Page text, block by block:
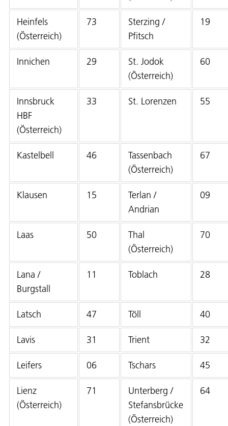
Heinfels
(Österreich)
73
Sterzing /
Pfitsch
19
Innichen 29
St. Jodok
(Österreich)
60
Innsbruck
HBF
(Österreich)
33 St. Lorenzen 55
Kastelbell 46
Tassenbach
(Österreich)
67
Klausen 15
Terlan /
Andrian
09
Laas 50
Thal
(Österreich)
70
Lana /
Burgstall
11 Toblach 28
Latsch 47 Töll 40
Lavis 31 Trient 32
Leifers 06 Tschars 45
Lienz
(Österreich)
71
Unterberg /
Stefansbrücke
(Österreich)
64